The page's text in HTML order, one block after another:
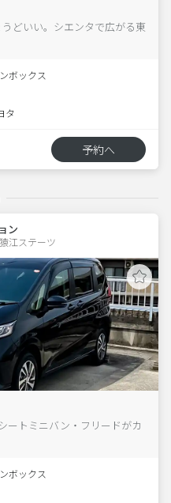
どいい。シエンタで広がる東
ボックス
タ
予約へ
ン
江ステーツ
ートミニバン・フリードがカ
ボックス